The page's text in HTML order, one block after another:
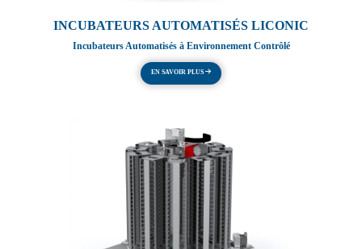
INCUBATEURS AUTOMATISÉS LICONIC
Incubateurs Automatisés à Environnement Contrôlé
EN SAVOIR PLUS